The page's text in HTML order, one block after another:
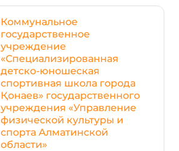
Коммунальное
государственное
учреждение
«Специализированная
детско-юношеская
спортивная школа города
Қонаев» государственного
учреждения «Управление
физической культуры и
спорта Алматинской
области»